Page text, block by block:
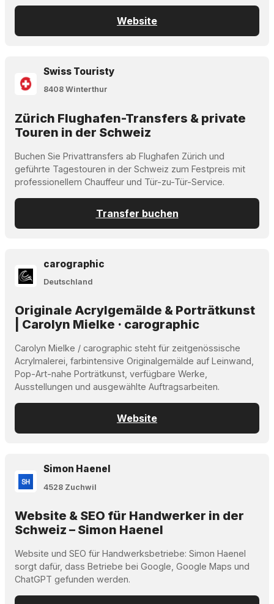
Website
Swiss Touristy
8408 Winterthur
Zürich Flughafen-Transfers & private
Touren in der Schweiz
Buchen Sie Privattransfers ab Flughafen Zürich und
geführte Tagestouren in der Schweiz zum Festpreis mit
professionellem Chauffeur und Tür-zu-Tür-Service.
Transfer buchen
carographic
Deutschland
Originale Acrylgemälde & Porträtkunst
| Carolyn Mielke · carographic
Carolyn Mielke / carographic steht für zeitgenössische
Acrylmalerei, farbintensive Originalgemälde auf Leinwand,
Pop-Art-nahe Porträtkunst, verfügbare Werke,
Ausstellungen und ausgewählte Auftragsarbeiten.
Website
Simon Haenel
4528 Zuchwil
Website & SEO für Handwerker in der
Schweiz – Simon Haenel
Website und SEO für Handwerksbetriebe: Simon Haenel
sorgt dafür, dass Betriebe bei Google, Google Maps und
ChatGPT gefunden werden.